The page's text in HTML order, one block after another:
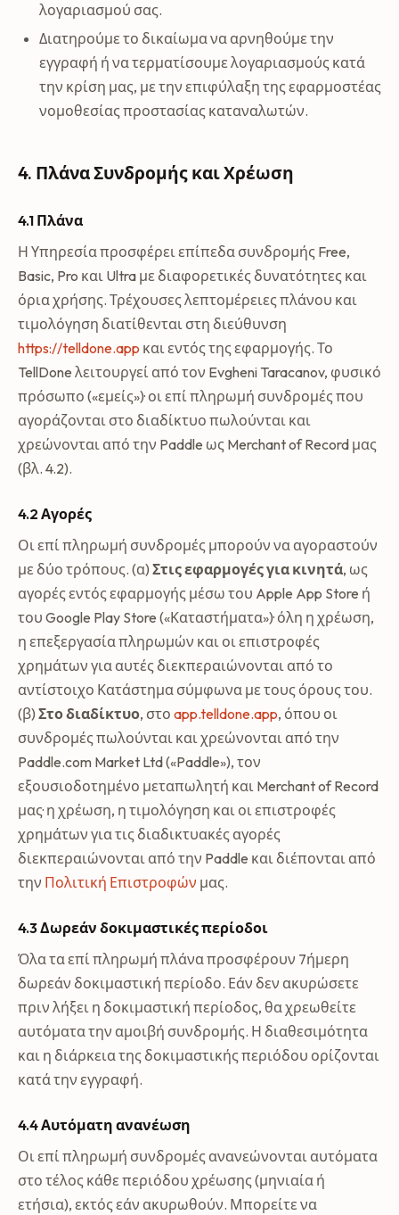
λογαριασμού σας.
Διατηρούμε το δικαίωμα να αρνηθούμε την
εγγραφή ή να τερματίσουμε λογαριασμούς κατά
την κρίση μας, με την επιφύλαξη της εφαρμοστέας
νομοθεσίας προστασίας καταναλωτών.
4. Πλάνα Συνδρομής και Χρέωση
4.1 Πλάνα
Η Υπηρεσία προσφέρει επίπεδα συνδρομής Free,
Basic, Pro και Ultra με διαφορετικές δυνατότητες και
όρια χρήσης. Τρέχουσες λεπτομέρειες πλάνου και
τιμολόγηση διατίθενται στη διεύθυνση
https://telldone.app και εντός της εφαρμογής. Το
TellDone λειτουργεί από τον Evgheni Taracanov, φυσικό
πρόσωπο («εμείς»)· οι επί πληρωμή συνδρομές που
αγοράζονται στο διαδίκτυο πωλούνται και
χρεώνονται από την Paddle ως Merchant of Record μας
(βλ. 4.2).
4.2 Αγορές
Οι επί πληρωμή συνδρομές μπορούν να αγοραστούν
με δύο τρόπους. (α) Στις εφαρμογές για κινητά, ως
αγορές εντός εφαρμογής μέσω του Apple App Store ή
του Google Play Store («Καταστήματα»)· όλη η χρέωση,
η επεξεργασία πληρωμών και οι επιστροφές
χρημάτων για αυτές διεκπεραιώνονται από το
αντίστοιχο Κατάστημα σύμφωνα με τους όρους του.
(β) Στο διαδίκτυο, στο app.telldone.app, όπου οι
συνδρομές πωλούνται και χρεώνονται από την
Paddle.com Market Ltd («Paddle»), τον
εξουσιοδοτημένο μεταπωλητή και Merchant of Record
μας· η χρέωση, η τιμολόγηση και οι επιστροφές
χρημάτων για τις διαδικτυακές αγορές
διεκπεραιώνονται από την Paddle και διέπονται από
την Πολιτική Επιστροφών μας.
4.3 Δωρεάν δοκιμαστικές περίοδοι
Όλα τα επί πληρωμή πλάνα προσφέρουν 7ήμερη
δωρεάν δοκιμαστική περίοδο. Εάν δεν ακυρώσετε
πριν λήξει η δοκιμαστική περίοδος, θα χρεωθείτε
αυτόματα την αμοιβή συνδρομής. Η διαθεσιμότητα
και η διάρκεια της δοκιμαστικής περιόδου ορίζονται
κατά την εγγραφή.
4.4 Αυτόματη ανανέωση
Οι επί πληρωμή συνδρομές ανανεώνονται αυτόματα
στο τέλος κάθε περιόδου χρέωσης (μηνιαία ή
ετήσια), εκτός εάν ακυρωθούν. Μπορείτε να